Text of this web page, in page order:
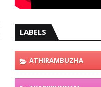
LABELS
ATHIRAMBUZHA